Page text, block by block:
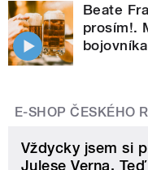
Beate
prosím!.
E-SHOP ČESKÉHO
Vždycky jsem si
Julese Verna.